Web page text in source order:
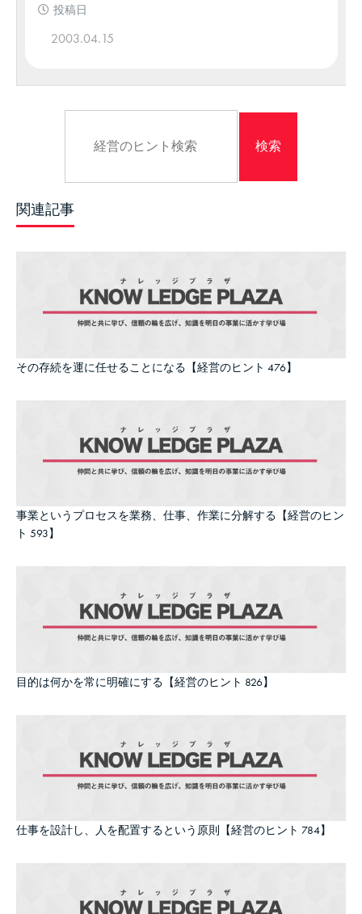
投稿日
2003.04.15
関連記事
その存続を運に任せることになる【経営のヒント 476】
事業というプロセスを業務、仕事、作業に分解する【経営のヒン
ト 593】
目的は何かを常に明確にする【経営のヒント 826】
仕事を設計し、人を配置するという原則【経営のヒント 784】